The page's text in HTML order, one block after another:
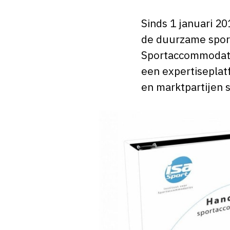
Sinds 1 januari
de duurzame
een
en marktpartijen